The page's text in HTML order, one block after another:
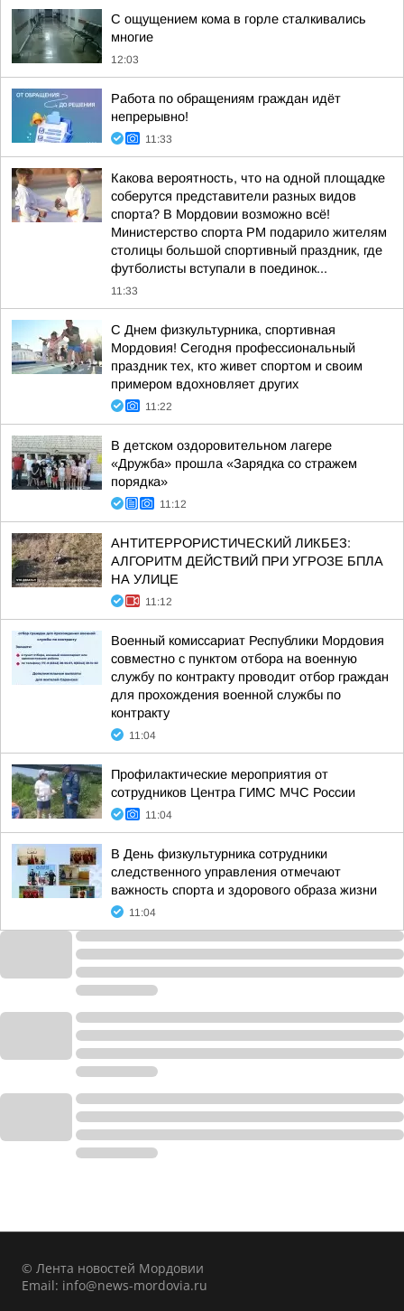
С ощущением кома в горле сталкивались
многие
12:03
Работа по обращениям граждан идёт
непрерывно!
11:33
Какова вероятность, что на одной площадке
соберутся представители разных видов
спорта? В Мордовии возможно всё!
Министерство спорта РМ подарило жителям
столицы большой спортивный праздник, где
футболисты вступали в поединок...
11:33
С Днем физкультурника, спортивная
Мордовия! Сегодня профессиональный
праздник тех, кто живет спортом и своим
примером вдохновляет других
11:22
В детском оздоровительном лагере
«Дружба» прошла «Зарядка со стражем
порядка»
11:12
АНТИТЕРРОРИСТИЧЕСКИЙ ЛИКБЕЗ:
АЛГОРИТМ ДЕЙСТВИЙ ПРИ УГРОЗЕ БПЛА
НА УЛИЦЕ
11:12
Военный комиссариат Республики Мордовия
совместно с пунктом отбора на военную
службу по контракту проводит отбор граждан
для прохождения военной службы по
контракту
11:04
Профилактические мероприятия от
сотрудников Центра ГИМС МЧС России
11:04
В День физкультурника сотрудники
следственного управления отмечают
важность спорта и здорового образа жизни
11:04
© Лента новостей Мордовии
Email: info@news-mordovia.ru